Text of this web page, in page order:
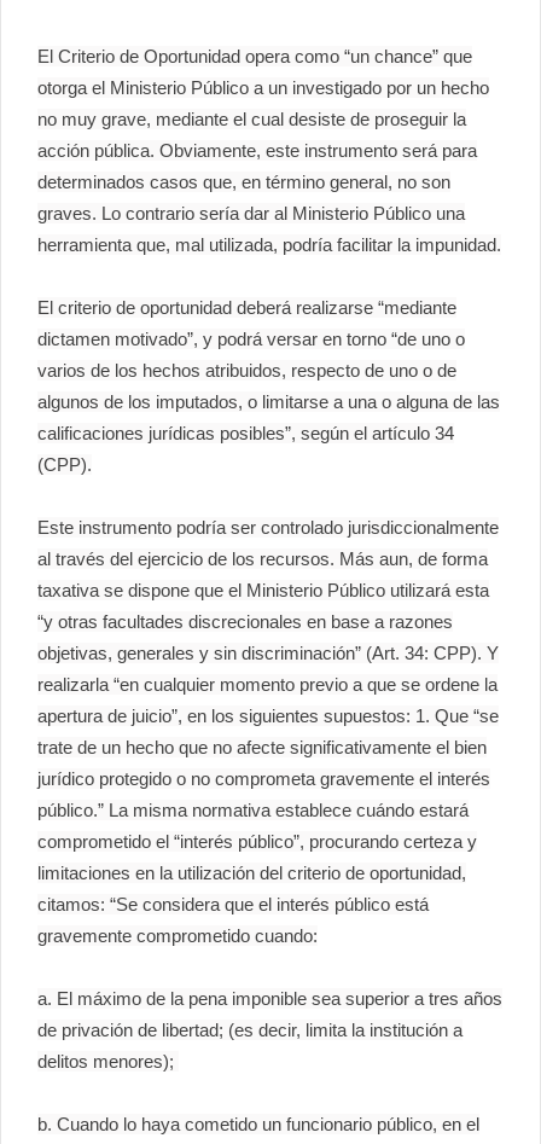
El Criterio de Oportunidad opera como “un chance” que
otorga el Ministerio Público a un investigado por un hecho
no muy grave, mediante el cual desiste de proseguir la
acción pública. Obviamente, este instrumento será para
determinados casos que, en término general, no son
graves. Lo contrario sería dar al Ministerio Público una
herramienta que, mal utilizada, podría facilitar la impunidad.
El criterio de oportunidad deberá realizarse “mediante
dictamen motivado”, y podrá versar en torno “de uno o
varios de los hechos atribuidos, respecto de uno o de
algunos de los imputados, o limitarse a una o alguna de las
calificaciones jurídicas posibles”, según el artículo 34
(CPP).
Este instrumento podría ser controlado jurisdiccionalmente
al través del ejercicio de los recursos. Más aun, de forma
taxativa se dispone que el Ministerio Público utilizará esta
“y otras facultades discrecionales en base a razones
objetivas, generales y sin discriminación” (Art. 34: CPP). Y
realizarla “en cualquier momento previo a que se ordene la
apertura de juicio”, en los siguientes supuestos: 1. Que “se
trate de un hecho que no afecte significativamente el bien
jurídico protegido o no comprometa gravemente el interés
público.” La misma normativa establece cuándo estará
comprometido el “interés público”, procurando certeza y
limitaciones en la utilización del criterio de oportunidad,
citamos: “Se considera que el interés público está
gravemente comprometido cuando:
a. El máximo de la pena imponible sea superior a tres años
de privación de libertad; (es decir, limita la institución a
delitos menores);
b. Cuando lo haya cometido un funcionario público, en el